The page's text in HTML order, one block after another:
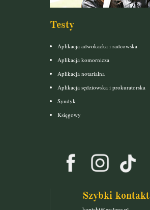
Testy
Aplikacja adwokacka i radcowska
Aplikacja komornicza
Aplikacja notarialna
Aplikacja sędziowska i prokuratorska
Syndyk
Księgowy
Szybki kontakt